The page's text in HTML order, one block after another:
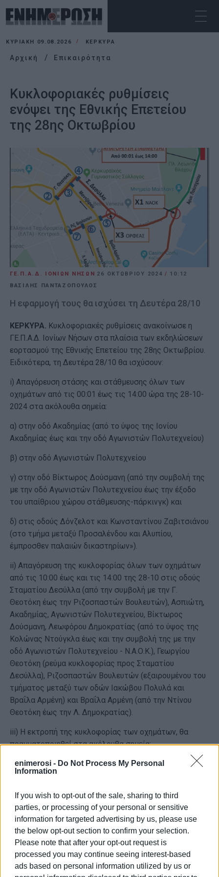
enimerosi - Do Not Process My Personal
Information
If you wish to opt-out of the sale, sharing to third
parties, or processing of your personal or sensitive
information for targeted advertising by us, please use
the below opt-out section to confirm your selection.
Please note that after your opt-out request is
processed you may continue seeing interest-based
ads based on personal information utilized by us or
ΚΥΡΙΑΚΉ 09.08.2026 ΚΕΡΚΥΡΑ
Αρχική Επικαιρότητα
Κυκλοφοριακές ρυθμίσεις
ενόψει της Εθνικής Επετείου
της 28ης Οκτωβρίου
ΓΕ.Π.Α.Δ. ΙΟΝΙΩΝ ΝΗΣΩΝ 26 ΟΚΤΩΒΡΊΟΥ 2024/ 10:12
ΒΑΣΙΛΗΣ ΠΑΝΤΑΖΟΠΟΥΛΟΣ
Η εφαρμογή τους θα ισχύσει τη Δευτέρα 28/10
ΚΕΡΚΥΡΑ. Κυκλοφοριακές ρυθμίσεις ανακοίνωσε η
ΓΕ.Π.Α.Δ. Ιονίων Νήσων στα πλαίσια των εκδηλώσεων
εορτασμού της Εθνικής Επετείου της 28ης Οκτωβρίου.
Ειδικότερα, τη Δευτέρα 28/10 θα ισχύσουν:
i) Απαγόρευση στάσης και στάθμευσης όλων των
οχημάτων από τις 00:01 έως τις 14:00 ώρα της 28-10-
2024 στα ακόλουθα σημεία:
α) στην οδό Ακαδημίας (από το ύψος της Ιονίου
Ακαδημίας έως και την οδό Αγωνιστών Πολυτεχνείου)
β) στην οδό Αγωνιστών Πολυτεχνείου
γ) στην οδό Βίκτωρος Δούσμανη (από την συμβολή της
με την οδό Αγωνιστών Πολυτεχνείου έως την έξοδο
του υπαίθριου χώρου στάθμευσης-πάρκινγκ) και
δ) στις οδούς Δόνζελοτ και Κωνσταντίνου Ζαβιτσιάνου
(στο τμήμα μεταξύ Προσαλένδου και Αλυπίου,
έμπροσθεν παλαιών δικαστηρίων»).
ii) Απαγόρευση της κυκλοφορίας όλων των οχημάτων
από τις 10:00 έως και τις 14:00 της 28-10 στις οδούς
Σταματίου Δεσύλλα (από την συμβολή με την Γ.
Θεοτόκη έως την Ριζοσπαστών Βουλευτών), Ασπιώτη,
Ακαδημίας, Αγωνιστών Πολυτεχνείου, Βίκτωρος
Δούσμανη, Λεωφόρου Δημοκρατίας (από το ύψος της
Κολώνας Ντούγκλα έως και την συμβολή της με την
οδό Αγωνιστών Πολυτεχνείου - Ν.Α.Ο.Κ.), Γεωργίου
Θεοτόκη (ρεύμα κυκλοφορίας προς Σταματίου
Δεσύλλα), Ριζοσπαστών Βουλευτών (εξαιρουμένου του
τμήματος μεταξύ των οδών Ιακώβου Πολυλά και
Βραΐλα Αρμένη) και Βραΐλα Αρμένη (από την Ντίνου
Θεοτόκη έως την Λ. Δημοκρατίας).
iii) Η εκτροπή της κυκλοφορίας των οχημάτων, θα
πραγματοποιηθεί στα ακόλουθα σημεία:
(α) Λ. Αλεξάνδρας και Λ. Δημοκρατίας (Κολώνα
Ντούγκλα)
(β) Σταματίου Δεσύλλα και Γεωργίου Θεοτόκη
(Πεζόδρομος)
(γ) Λ. Αλεξάνδρας και Γ. Θεοτόκη (Μπόμπα)
(δ) Λ. Αλεξάνδρας και Ριζ. Βουλευτών (ΕΛΤΑ) .
Η παρούσα ισχύει από 07.00 ώρα της Δευτέρας 28